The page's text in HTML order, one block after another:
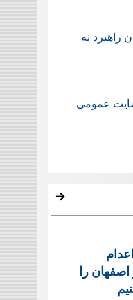
راهبرد نه
عمومی
را